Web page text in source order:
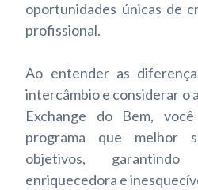
oportunidades únicas de
profissional.
Ao entender as
intercâmbio e considerar o
Exchange do Bem,
programa que melhor
objetivos,
enriquecedora e